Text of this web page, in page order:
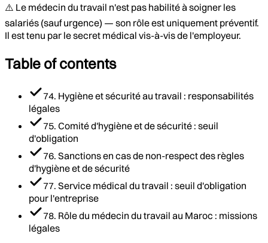
⚠️ Le médecin du travail n'est pas habilité à soigner les
salariés (sauf urgence) — son rôle est uniquement préventif.
Il est tenu par le secret médical vis-à-vis de l'employeur.
Table of contents
74. Hygiène et sécurité au travail : responsabilités
légales
75. Comité d'hygiène et de sécurité : seuil
d'obligation
76. Sanctions en cas de non-respect des règles
d'hygiène et de sécurité
77. Service médical du travail : seuil d'obligation
pour l'entreprise
78. Rôle du médecin du travail au Maroc : missions
légales